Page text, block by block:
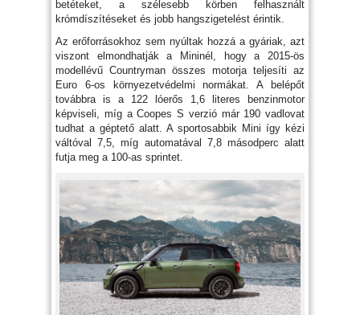
betéteket, a szélesebb körben felhasznált
krómdíszítéseket és jobb hangszigetelést érintik.
Az erőforrásokhoz sem nyúltak hozzá a gyáriak, azt
viszont elmondhatják a Mininél, hogy a 2015-ös
modellévű Countryman összes motorja teljesíti az
Euro 6-os környezetvédelmi normákat. A belépőt
továbbra is a 122 lóerős 1,6 literes benzinmotor
képviseli, míg a Coopes S verzió már 190 vadlovat
tudhat a géptető alatt. A sportosabbik Mini így kézi
váltóval 7,5, míg automatával 7,8 másodperc alatt
futja meg a 100-as sprintet.